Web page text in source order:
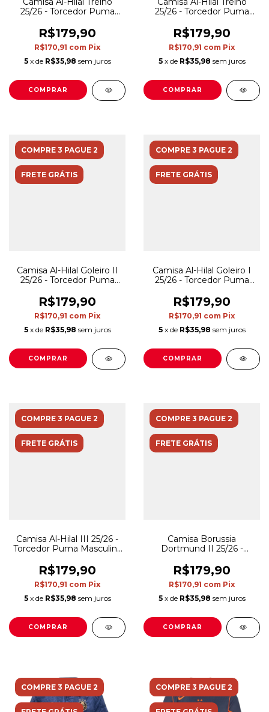
25/26 - Torcedor Puma
R$179,90
R$170,91 com Pix
5 x de R$35,98 sem juros
COMPRAR
25/26 - Torcedor Puma
R$179,90
R$170,91 com Pix
5 x de R$35,98 sem juros
COMPRAR
COMPRE 3 PAGUE 2
FRETE GRÁTIS
Camisa Al-Hilal Goleiro II
25/26 - Torcedor Puma
R$179,90
R$170,91 com Pix
5 x de R$35,98 sem juros
COMPRAR
COMPRE 3 PAGUE 2
FRETE GRÁTIS
Camisa Al-Hilal Goleiro I
25/26 - Torcedor Puma
R$179,90
R$170,91 com Pix
5 x de R$35,98 sem juros
COMPRAR
COMPRE 3 PAGUE 2
FRETE GRÁTIS
Camisa Al-Hilal III 25/26 -
Torcedor Puma Masculina
R$179,90
R$170,91 com Pix
5 x de R$35,98 sem juros
COMPRAR
COMPRE 3 PAGUE 2
FRETE GRÁTIS
Camisa Borussia
Dortmund II 25/26 -
- Cinza e amarela neon
R$179,90
R$170,91 com Pix
5 x de R$35,98 sem juros
COMPRAR
COMPRE 3 PAGUE 2 COMPRE 3 PAGUE 2